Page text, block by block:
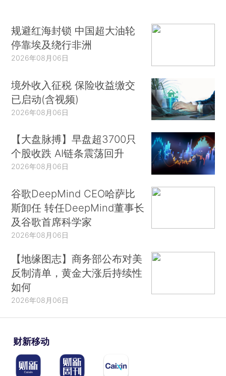
规避红海封锁 中国超大油轮
停靠埃及绕行非洲
2026年08月06日
境外收入征税 保险收益缴交
已启动(含视频)
2026年08月06日
【大盘脉搏】早盘超3700只
个股收跌 AI链条震荡回升
2026年08月06日
谷歌DeepMind CEO哈萨比
斯卸任 转任DeepMind董事长
及谷歌首席科学家
2026年08月06日
【地缘图志】商务部公布对美
反制清单，黄金大涨后持续性
如何
2026年08月06日
财新移动